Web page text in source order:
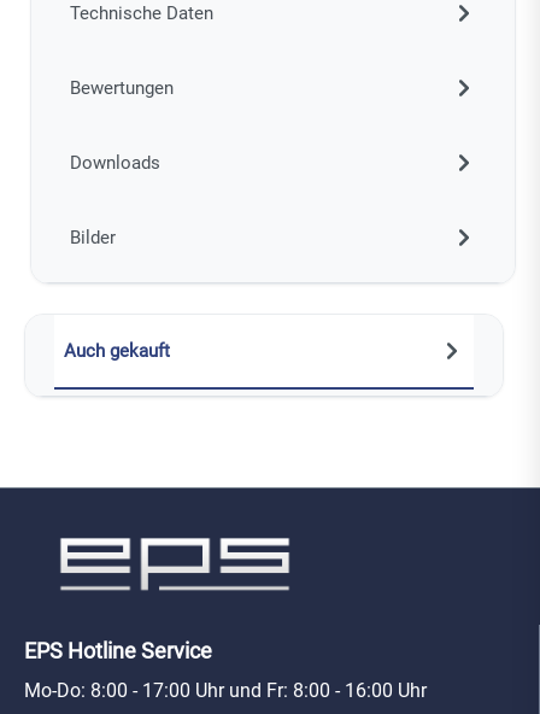
Technische Daten
Bewertungen
Downloads
Bilder
Auch gekauft
EPS Hotline Service
Mo-Do: 8:00 - 17:00 Uhr und Fr: 8:00 - 16:00 Uhr